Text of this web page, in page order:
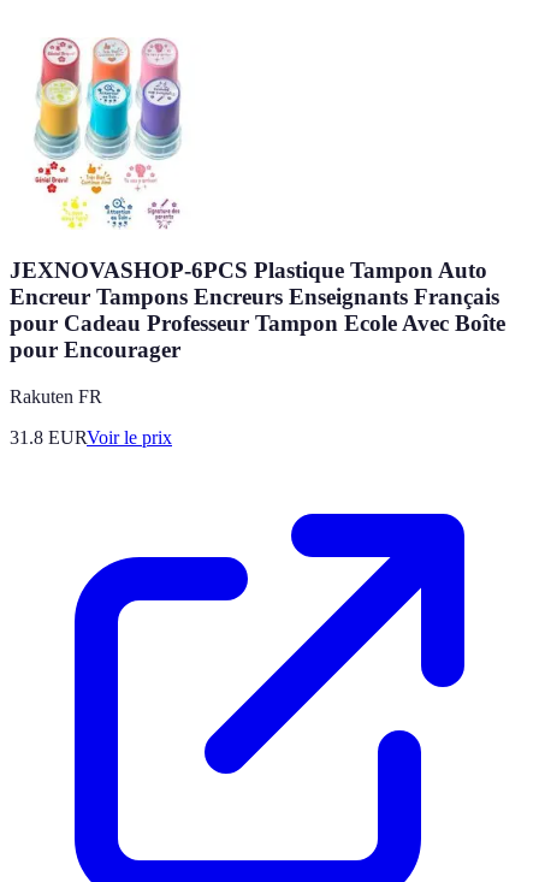
JEXNOVASHOP-6PCS Plastique Tampon Auto
Encreur Tampons Encreurs Enseignants Français
pour Cadeau Professeur Tampon Ecole Avec Boîte
pour Encourager
Rakuten FR
31.8 EURVoir le prix